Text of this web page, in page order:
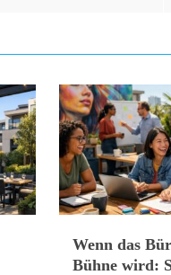
Wenn das
Bühne wird: